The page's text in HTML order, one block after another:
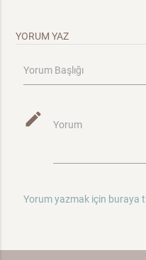
YORUM YAZ
Yorum Başlığı
mode_edit Yorum
Yorum yazmak için buraya